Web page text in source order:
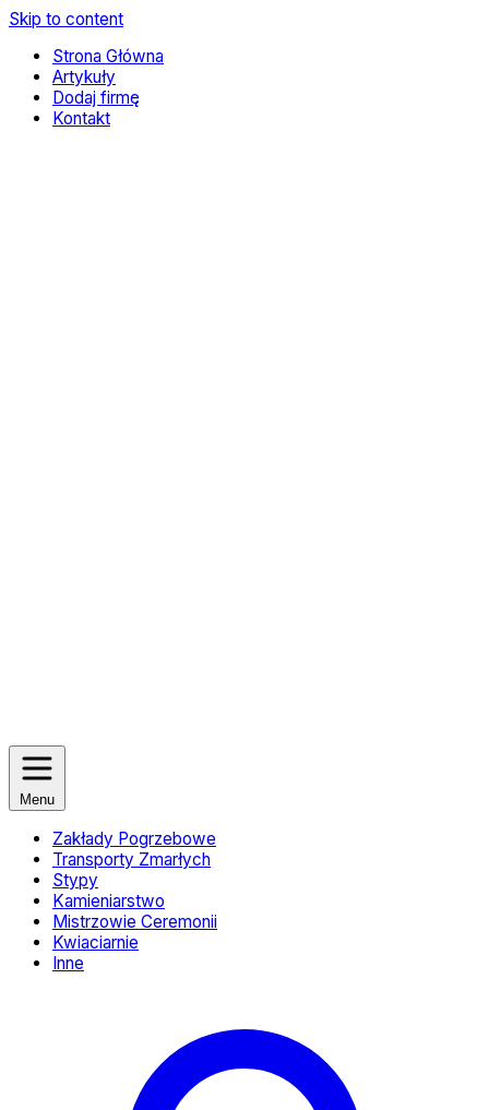
Skip to content
Strona Główna
Artykuły
Dodaj firmę
Kontakt
Menu
Zakłady Pogrzebowe
Transporty Zmarłych
Stypy
Kamieniarstwo
Mistrzowie Ceremonii
Kwiaciarnie
Inne